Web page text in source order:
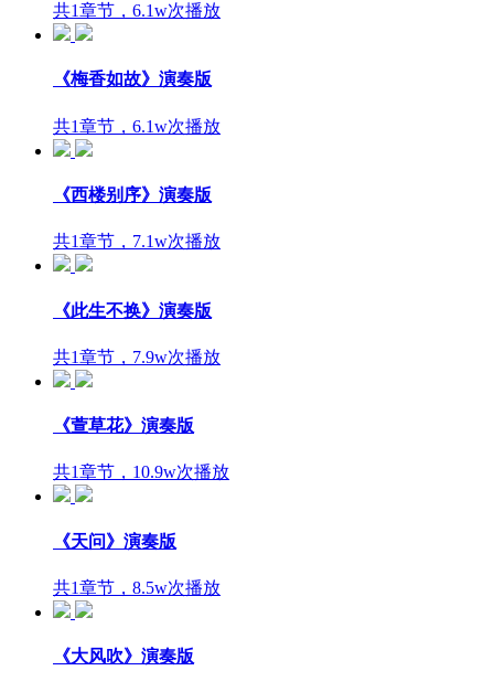
共1章节，6.1w次播放
《梅香如故》演奏版
共1章节，6.1w次播放
《西楼别序》演奏版
共1章节，7.1w次播放
《此生不换》演奏版
共1章节，7.9w次播放
《萱草花》演奏版
共1章节，10.9w次播放
《天问》演奏版
共1章节，8.5w次播放
《大风吹》演奏版